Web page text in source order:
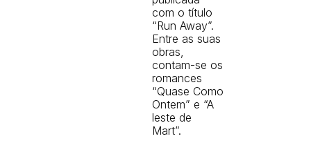
com o título
“Run Away”.
Entre as suas
obras,
contam-se os
romances
“Quase Como
Ontem” e “A
leste de
Mart”.